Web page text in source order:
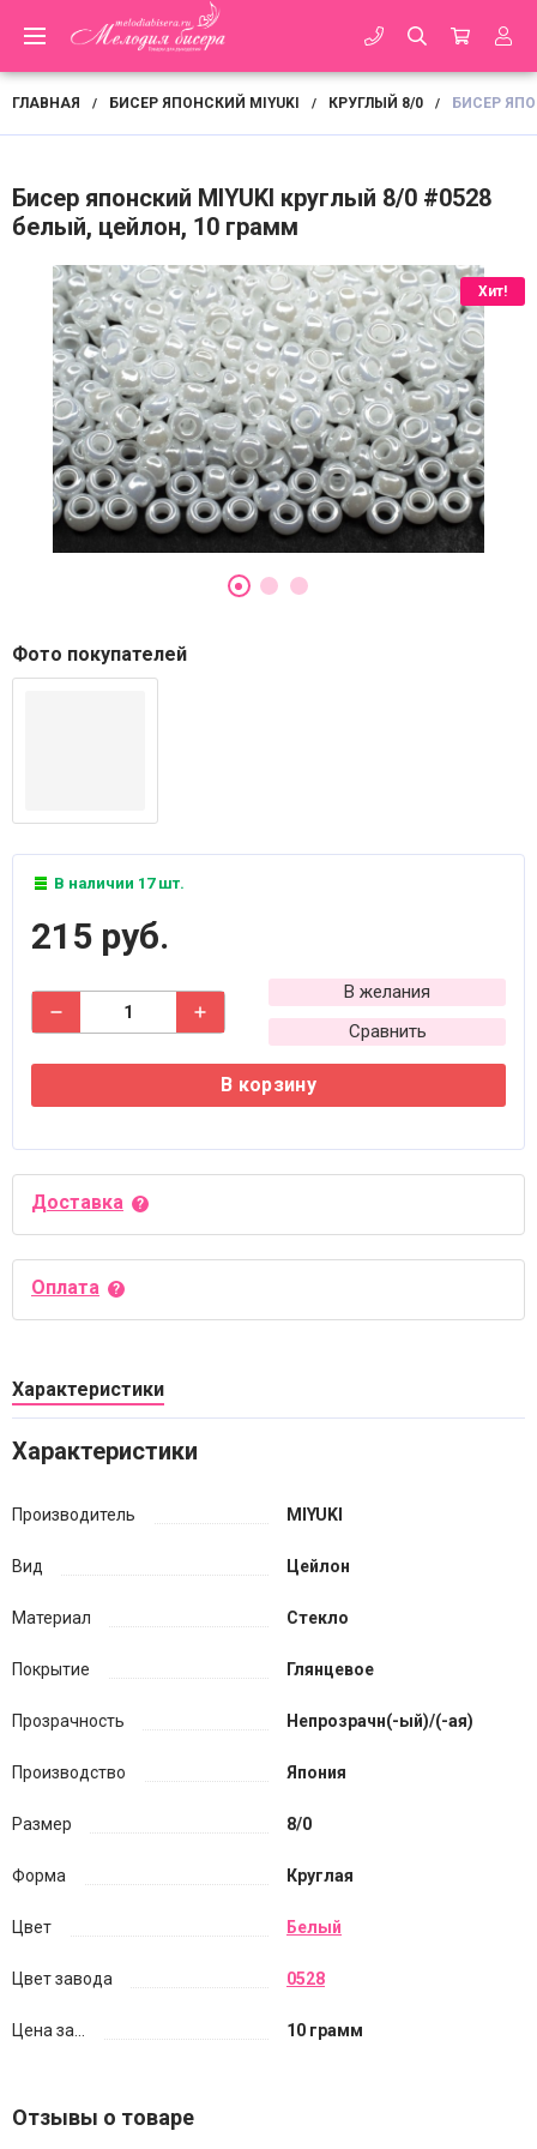
ГЛАВНАЯ / БИСЕР ЯПОНСКИЙ MIYUKI / КРУГЛЫЙ 8/0 / БИСЕР
Бисер японский MIYUKI круглый 8/0 #0528
белый, цейлон, 10 грамм
Хит!
Фото покупателей
В наличии 17 шт.
215 руб.
В желания
Сравнить
В корзину
Доставка
Оплата
Характеристики
Характеристики
Производитель MIYUKI
Вид Цейлон
Материал Стекло
Покрытие Глянцевое
Прозрачность Непрозрачн(-ый)/(-ая)
Производство Япония
Размер 8/0
Форма Круглая
Цвет Белый
Цвет завода 0528
Цена за... 10 грамм
Отзывы о товаре